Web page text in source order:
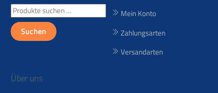
Suchen
nach:
Suchen
Mein Konto
Zahlungsarten
Versandarten
Über uns